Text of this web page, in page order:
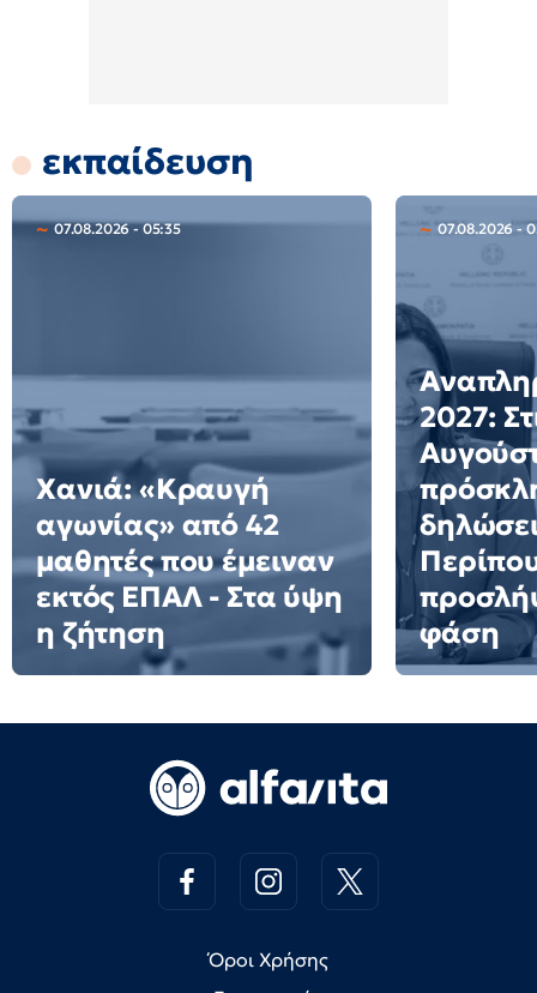
εκπαίδευση
07.08.2026 - 05:35
Χανιά: «Κραυγή
αγωνίας» από 42
μαθητές που έμειναν
εκτός ΕΠΑΛ - Στα ύψη
η ζήτηση
07.08.2026 -
2027:
φάση
Όροι Χρήσης